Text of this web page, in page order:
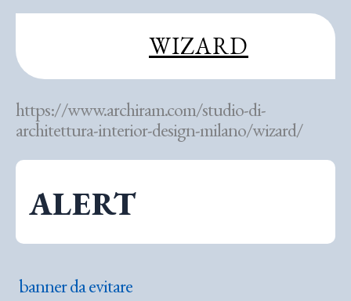
WIZARD
https://www.archiram.com/studio-di-
architettura-interior-design-milano/wizard/
ALERT
banner da evitare